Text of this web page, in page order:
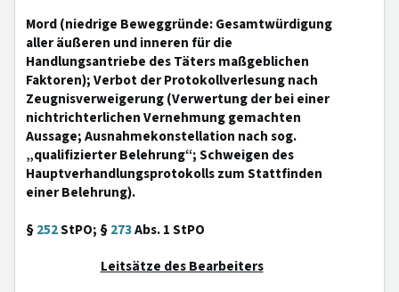
Mord (niedrige Beweggründe: Gesamtwürdigung
aller äußeren und inneren für die
Handlungsantriebe des Täters maßgeblichen
Faktoren); Verbot der Protokollverlesung nach
Zeugnisverweigerung (Verwertung der bei einer
nichtrichterlichen Vernehmung gemachten
Aussage; Ausnahmekonstellation nach sog.
„qualifizierter Belehrung“; Schweigen des
Hauptverhandlungsprotokolls zum Stattfinden
einer Belehrung).
§252StPO; §273Abs. 1 StPO
Leitsätze des Bearbeiters